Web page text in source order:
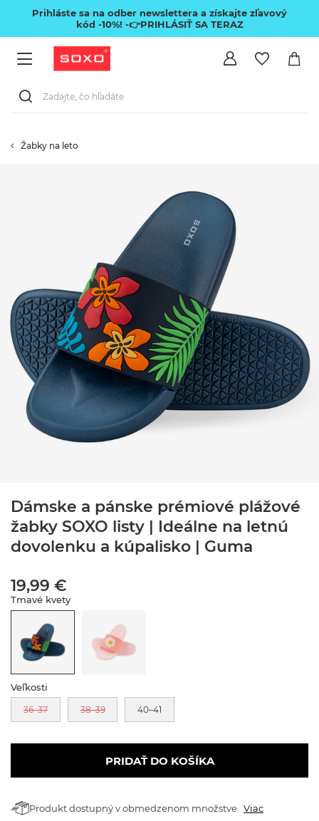
Prihláste sa na odber newslettera a získajte zľavový
kód -10%! -👉PRIHLÁSIŤ SA TERAZ
Žabky na leto
Dámske a pánske prémiové plážové
žabky SOXO listy | Ideálne na letnú
dovolenku a kúpalisko | Guma
19,99 €
Tmavé kvety
Veľkosti
36–37 38–39 40–41
PRIDAŤ DO KOŠÍKA
Produkt dostupný v obmedzenom množstve Viac